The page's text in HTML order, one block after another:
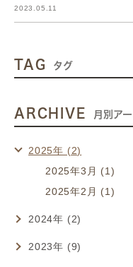
2023.05.11
TAG タグ
ARCHIVE 月別ア
2025年 (2)
2025年3月 (1)
2025年2月 (1)
2024年 (2)
2023年 (9)